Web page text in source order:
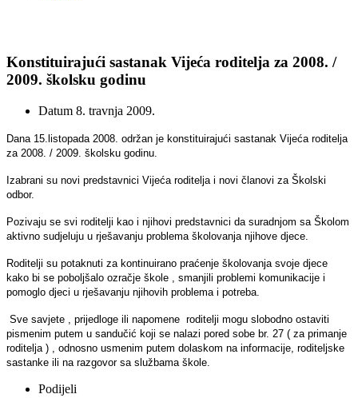
Konstituirajući sastanak Vijeća roditelja za 2008. /
2009. školsku godinu
Datum 8. travnja 2009.
Dana 15.listopada 2008. održan je konstituirajući sastanak Vijeća roditelja
za 2008. / 2009. školsku godinu.
Izabrani su novi predstavnici Vijeća roditelja i novi članovi za Školski
odbor.
Pozivaju se svi roditelji kao i njihovi predstavnici da suradnjom sa Školom
aktivno sudjeluju u rješavanju problema školovanja njihove djece.
Roditelji su potaknuti za kontinuirano praćenje školovanja svoje djece
kako bi se poboljšalo ozračje škole , smanjili problemi komunikacije i
pomoglo djeci u rješavanju njihovih problema i potreba.
Sve savjete , prijedloge ili napomene roditelji mogu slobodno ostaviti
pismenim putem u sandučić koji se nalazi pored sobe br. 27 ( za primanje
roditelja ) , odnosno usmenim putem dolaskom na informacije, roditeljske
sastanke ili na razgovor sa službama škole.
Podijeli